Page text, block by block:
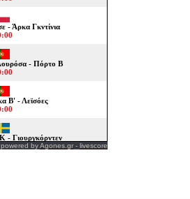
powered byAgones.gr - livescore